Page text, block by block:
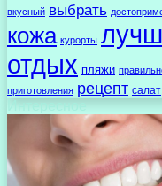
вкусный выбрать
кожа курорты
отдых пляжи
приготовления рецепт салат